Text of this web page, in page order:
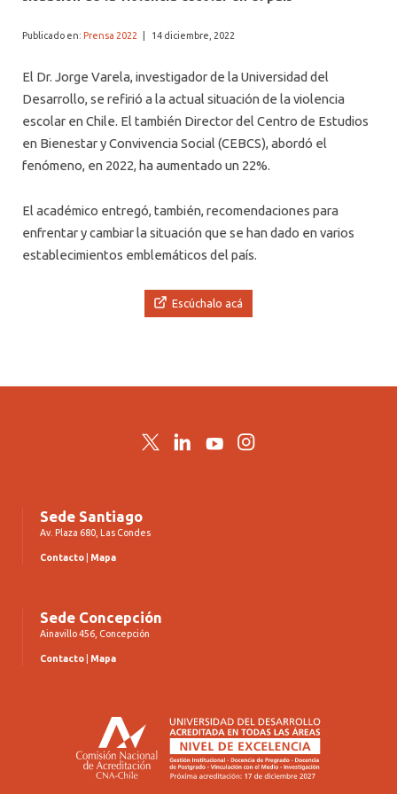
SERVICIO DE PSICOLOGÍA INTEGRAL
Publicado en: Prensa 2022 14 diciembre, 2022
El Dr. Jorge Varela, investigador de la Universidad del
Desarrollo, se refirió a la actual situación de la violencia
escolar en Chile. El también Director del Centro de Estudios
en Bienestar y Convivencia Social (CEBCS), abordó el
fenómeno, en 2022, ha aumentado un 22%.
El académico entregó, también, recomendaciones para
enfrentar y cambiar la situación que se han dado en varios
establecimientos emblemáticos del país.
Escúchalo acá
TwitterLinkedInYouTubeInstagram
Sede Santiago
Av. Plaza 680, Las Condes
Contacto Mapa
Sede Concepción
Ainavillo 456, Concepción
Contacto Mapa